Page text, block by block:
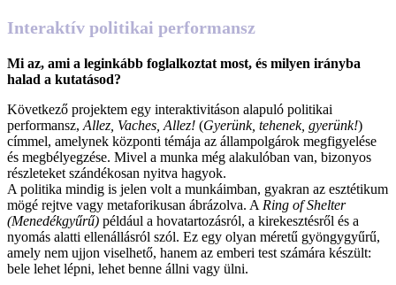
Interaktív politikai performansz
Mi az, ami a leginkább foglalkoztat most, és milyen irányba
halad a kutatásod?
Következő projektem egy interaktivitáson alapuló politikai
performansz, Allez, Vaches, Allez! (Gyerünk, tehenek, gyerünk!)
címmel, amelynek központi témája az állampolgárok megfigyelése
és megbélyegzése. Mivel a munka még alakulóban van, bizonyos
részleteket szándékosan nyitva hagyok.
A politika mindig is jelen volt a munkáimban, gyakran az esztétikum
mögé rejtve vagy metaforikusan ábrázolva. A Ring of Shelter
(Menedékgyűrű) például a hovatartozásról, a kirekesztésről és a
nyomás alatti ellenállásról szól. Ez egy olyan méretű gyöngygyűrű,
amely nem ujjon viselhető, hanem az emberi test számára készült:
bele lehet lépni, lehet benne állni vagy ülni.